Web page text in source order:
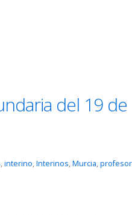
del 19 de
,interino,Interinos,Murcia,